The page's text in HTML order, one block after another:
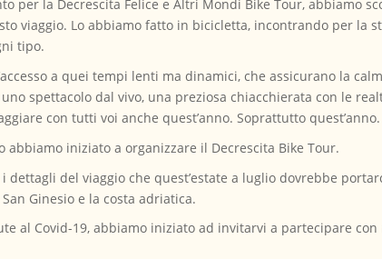
per la Decrescita Felice e Altri Mondi Bike Tour, abbiamo
viaggio. Lo abbiamo fatto in bicicletta, incontrando per la
tipo.
a quei tempi lenti ma dinamici, che assicurano la
spettacolo dal vivo, una preziosa chiacchierata con le
con tutti voi anche quest’anno. Soprattutto quest’anno.
abbiamo iniziato a organizzare il Decrescita Bike Tour.
dettagli del viaggio che quest’estate a luglio dovrebbe
Ginesio e la costa adriatica.
al Covid-19, abbiamo iniziato ad invitarvi a partecipare con